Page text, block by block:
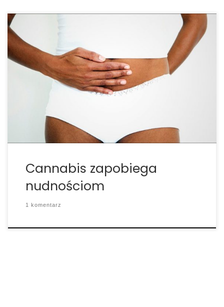
Nabilon i dronabinol działają blokując wiązanie się
serotoniny i dopaminy, z których oba wiążą się z
CINV, w miejscach receptorowych. Niektóre
receptory kannabinoidowe w organizmie istnieją
wewnątrz emocjonalnych szlaków refleksowych, co
czyni je obiecującymi celem zarządzania CINV. DVC
w pniu […]
Cannabis zapobiega
nudnościom
1 komentarz